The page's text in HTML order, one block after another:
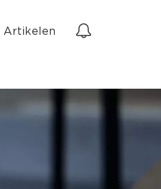
Artikelen